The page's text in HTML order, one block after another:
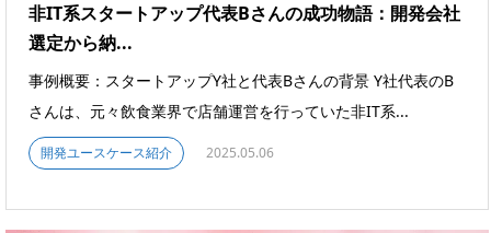
非IT系スタートアップ代表Bさんの成功物語：開発会社
選定から納...
事例概要：スタートアップY社と代表Bさんの背景 Y社代表のB
さんは、元々飲食業界で店舗運営を行っていた非IT系...
開発ユースケース紹介 2025.05.06